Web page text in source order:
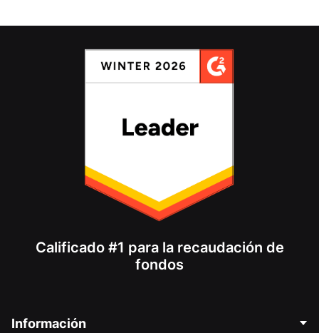
Calificado #1 para la recaudación de
fondos
Información